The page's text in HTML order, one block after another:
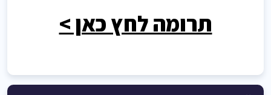
תרומה לחץ כאן >